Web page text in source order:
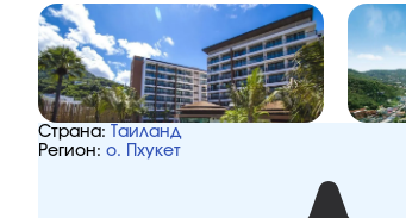
Страна:
Таиланд
Регион: о. Пхукет